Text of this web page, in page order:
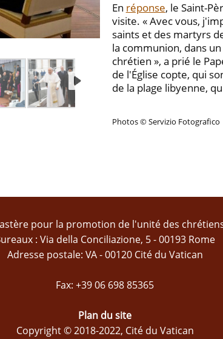
En réponse, le Saint-
visite. « Avec vous,
saints et des martyrs
la communion, dans
chrétien », a prié le
de l'Église copte, qui
de la plage libyenne,
Photos © Servizio Fotografico
pour la promotion de l'unité des
: Via della Conciliazione, 5 - 00193 Rome
Adresse postale: VA - 00120 Cité du Vatican
Fax: +39 06 698 85365
Plan du site
Copyright © 2018-2022, Cité du Vatican